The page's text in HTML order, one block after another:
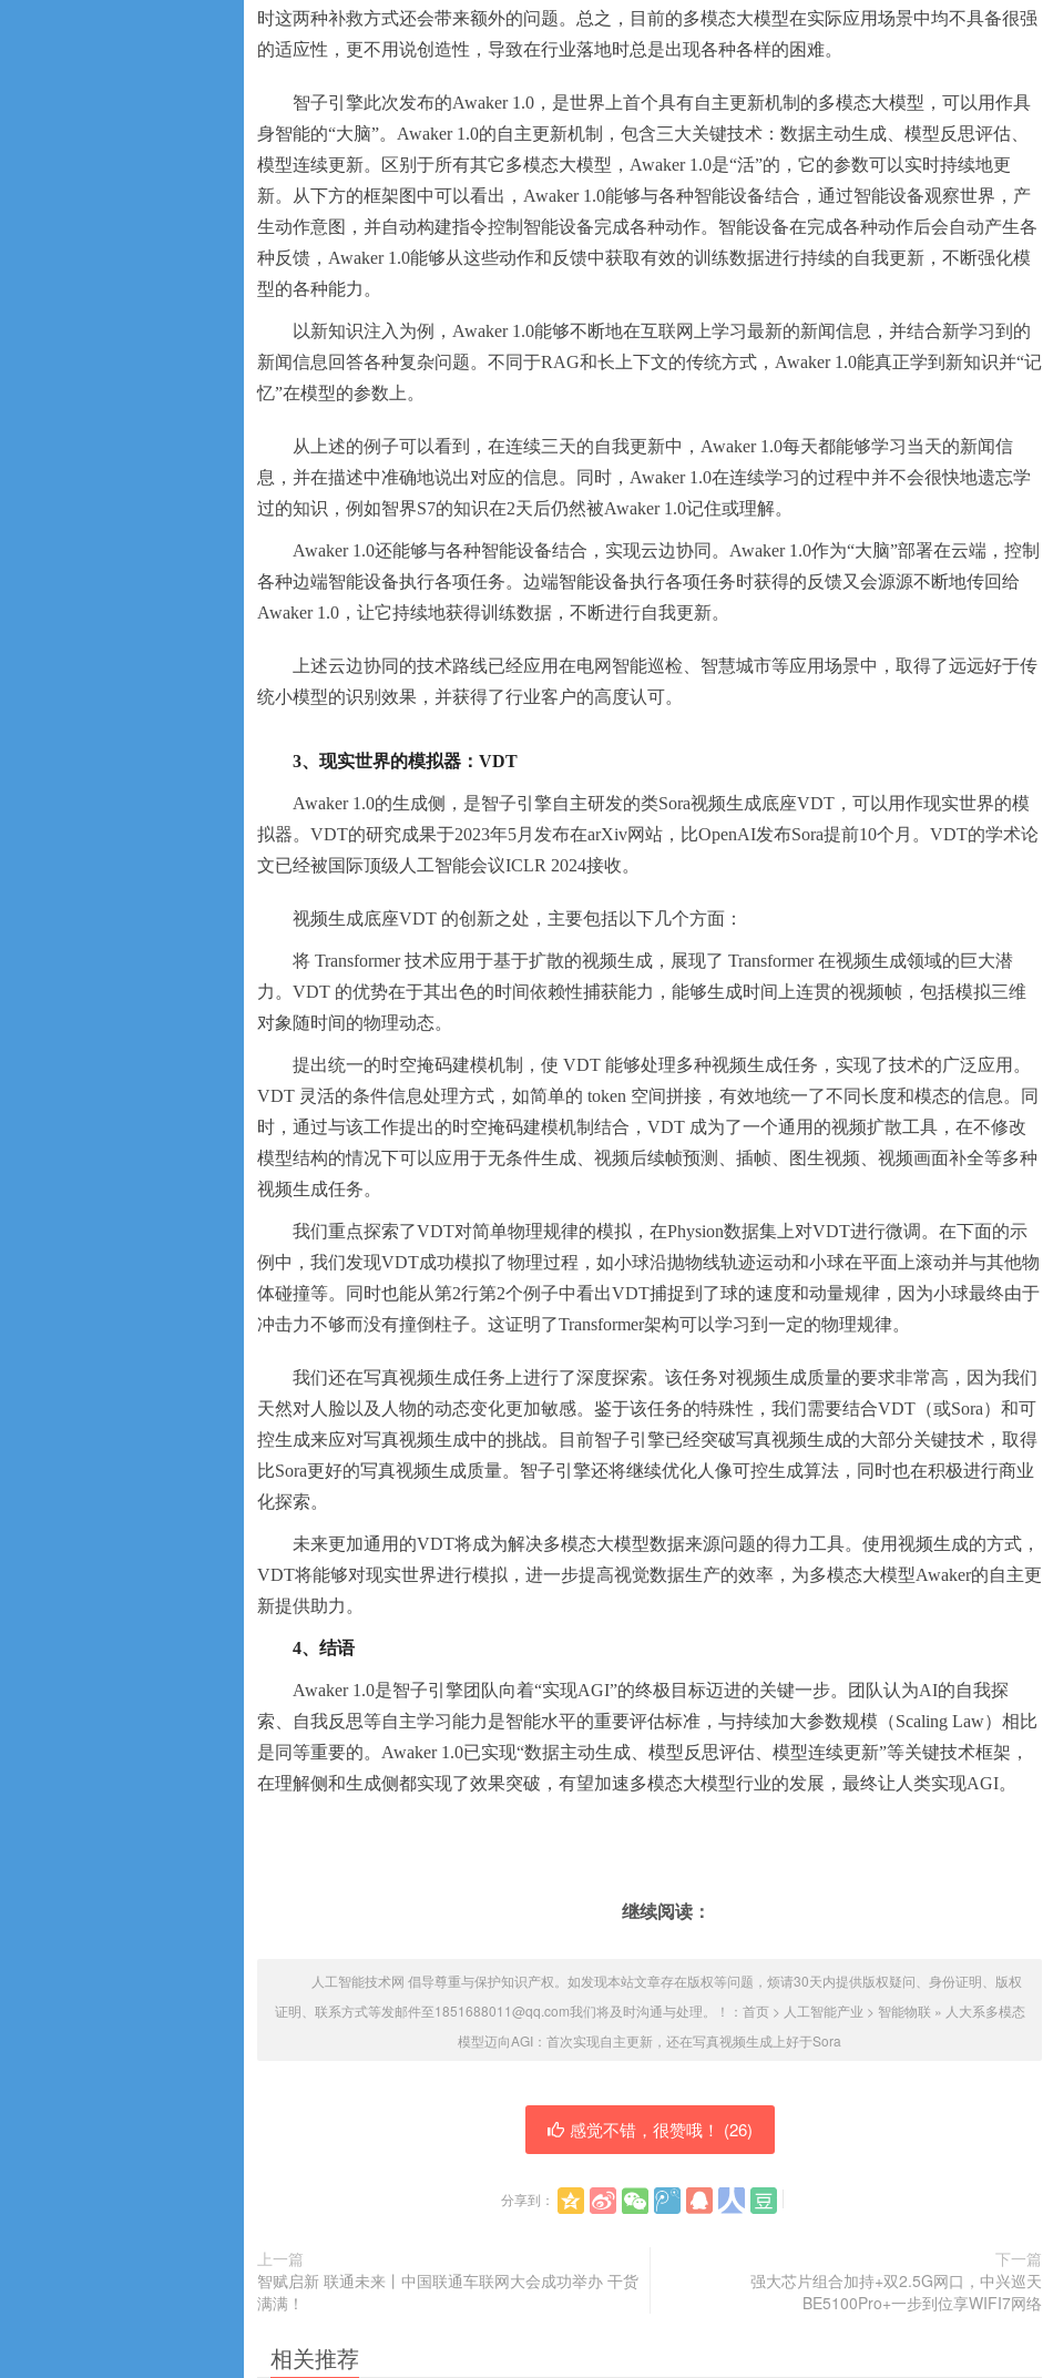
时这两种补救方式还会带来额外的问题。总之，目前的多模态大模型在实际应用场景中均不具备很强
的适应性，更不用说创造性，导致在行业落地时总是出现各种各样的困难。
智子引擎此次发布的Awaker 1.0，是世界上首个具有自主更新机制的多模态大模型，可以用作具
身智能的“大脑”。Awaker 1.0的自主更新机制，包含三大关键技术：数据主动生成、模型反思评估、
模型连续更新。区别于所有其它多模态大模型，Awaker 1.0是“活”的，它的参数可以实时持续地更
新。从下方的框架图中可以看出，Awaker 1.0能够与各种智能设备结合，通过智能设备观察世界，产
生动作意图，并自动构建指令控制智能设备完成各种动作。智能设备在完成各种动作后会自动产生各
种反馈，Awaker 1.0能够从这些动作和反馈中获取有效的训练数据进行持续的自我更新，不断强化模
型的各种能力。
以新知识注入为例，Awaker 1.0能够不断地在互联网上学习最新的新闻信息，并结合新学习到的
新闻信息回答各种复杂问题。不同于RAG和长上下文的传统方式，Awaker 1.0能真正学到新知识并“记
忆”在模型的参数上。
从上述的例子可以看到，在连续三天的自我更新中，Awaker 1.0每天都能够学习当天的新闻信
息，并在描述中准确地说出对应的信息。同时，Awaker 1.0在连续学习的过程中并不会很快地遗忘学
过的知识，例如智界S7的知识在2天后仍然被Awaker 1.0记住或理解。
Awaker 1.0还能够与各种智能设备结合，实现云边协同。Awaker 1.0作为“大脑”部署在云端，控制
各种边端智能设备执行各项任务。边端智能设备执行各项任务时获得的反馈又会源源不断地传回给
Awaker 1.0，让它持续地获得训练数据，不断进行自我更新。
上述云边协同的技术路线已经应用在电网智能巡检、智慧城市等应用场景中，取得了远远好于传
统小模型的识别效果，并获得了行业客户的高度认可。
3、现实世界的模拟器：VDT
Awaker 1.0的生成侧，是智子引擎自主研发的类Sora视频生成底座VDT，可以用作现实世界的模
拟器。VDT的研究成果于2023年5月发布在arXiv网站，比OpenAI发布Sora提前10个月。VDT的学术论
文已经被国际顶级人工智能会议ICLR 2024接收。
视频生成底座VDT 的创新之处，主要包括以下几个方面：
将 Transformer 技术应用于基于扩散的视频生成，展现了 Transformer 在视频生成领域的巨大潜
力。VDT 的优势在于其出色的时间依赖性捕获能力，能够生成时间上连贯的视频帧，包括模拟三维
对象随时间的物理动态。
提出统一的时空掩码建模机制，使 VDT 能够处理多种视频生成任务，实现了技术的广泛应用。
VDT 灵活的条件信息处理方式，如简单的 token 空间拼接，有效地统一了不同长度和模态的信息。同
时，通过与该工作提出的时空掩码建模机制结合，VDT 成为了一个通用的视频扩散工具，在不修改
模型结构的情况下可以应用于无条件生成、视频后续帧预测、插帧、图生视频、视频画面补全等多种
视频生成任务。
我们重点探索了VDT对简单物理规律的模拟，在Physion数据集上对VDT进行微调。在下面的示
例中，我们发现VDT成功模拟了物理过程，如小球沿抛物线轨迹运动和小球在平面上滚动并与其他物
体碰撞等。同时也能从第2行第2个例子中看出VDT捕捉到了球的速度和动量规律，因为小球最终由于
冲击力不够而没有撞倒柱子。这证明了Transformer架构可以学习到一定的物理规律。
我们还在写真视频生成任务上进行了深度探索。该任务对视频生成质量的要求非常高，因为我们
天然对人脸以及人物的动态变化更加敏感。鉴于该任务的特殊性，我们需要结合VDT（或Sora）和可
控生成来应对写真视频生成中的挑战。目前智子引擎已经突破写真视频生成的大部分关键技术，取得
比Sora更好的写真视频生成质量。智子引擎还将继续优化人像可控生成算法，同时也在积极进行商业
化探索。
未来更加通用的VDT将成为解决多模态大模型数据来源问题的得力工具。使用视频生成的方式，
VDT将能够对现实世界进行模拟，进一步提高视觉数据生产的效率，为多模态大模型Awaker的自主更
新提供助力。
4、结语
Awaker 1.0是智子引擎团队向着“实现AGI”的终极目标迈进的关键一步。团队认为AI的自我探
索、自我反思等自主学习能力是智能水平的重要评估标准，与持续加大参数规模（Scaling Law）相比
是同等重要的。Awaker 1.0已实现“数据主动生成、模型反思评估、模型连续更新”等关键技术框架，
在理解侧和生成侧都实现了效果突破，有望加速多模态大模型行业的发展，最终让人类实现AGI。
继续阅读：
人工智能技术网 倡导尊重与保护知识产权。如发现本站文章存在版权等问题，烦请30天内提供版权疑问、身份证明、版权
证明、联系方式等发邮件至1851688011@qq.com我们将及时沟通与处理。！： 首页> 人工智能产业 > 智能物联 » 人大系多模态
模型迈向AGI：首次实现自主更新，还在写真视频生成上好于Sora
感觉不错，很赞哦！ (26)
分享到：
上一篇
智赋启新 联通未来丨中国联通车联网大会成功举办 干货
满满！
下一篇
强大芯片组合加持+双2.5G网口，中兴巡天
BE5100Pro+一步到位享WIFI7网络
相关推荐